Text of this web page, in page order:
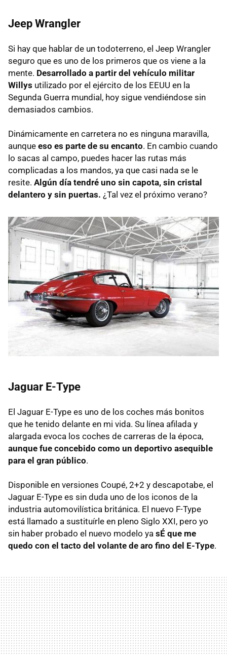
Jeep Wrangler
Si hay que hablar de un todoterreno, el Jeep Wrangler
seguro que es uno de los primeros que os viene a la
mente. Desarrollado a partir del vehículo militar
Willys utilizado por el ejército de los EEUU en la
Segunda Guerra mundial, hoy sigue vendiéndose sin
demasiados cambios.
Dinámicamente en carretera no es ninguna maravilla,
aunque eso es parte de su encanto. En cambio cuando
lo sacas al campo, puedes hacer las rutas más
complicadas a los mandos, ya que casi nada se le
resite. Algún día tendré uno sin capota, sin cristal
delantero y sin puertas. ¿Tal vez el próximo verano?
Jaguar E-Type
El Jaguar E-Type es uno de los coches más bonitos
que he tenido delante en mi vida. Su línea afilada y
alargada evoca los coches de carreras de la época,
aunque fue concebido como un deportivo asequible
para el gran público.
Disponible en versiones Coupé, 2+2 y descapotabe, el
Jaguar E-Type es sin duda uno de los iconos de la
industria automovilística británica. El nuevo F-Type
está llamado a sustituírle en pleno Siglo XXI, pero yo
sin haber probado el nuevo modelo ya sÉ que me
quedo con el tacto del volante de aro fino del E-Type.